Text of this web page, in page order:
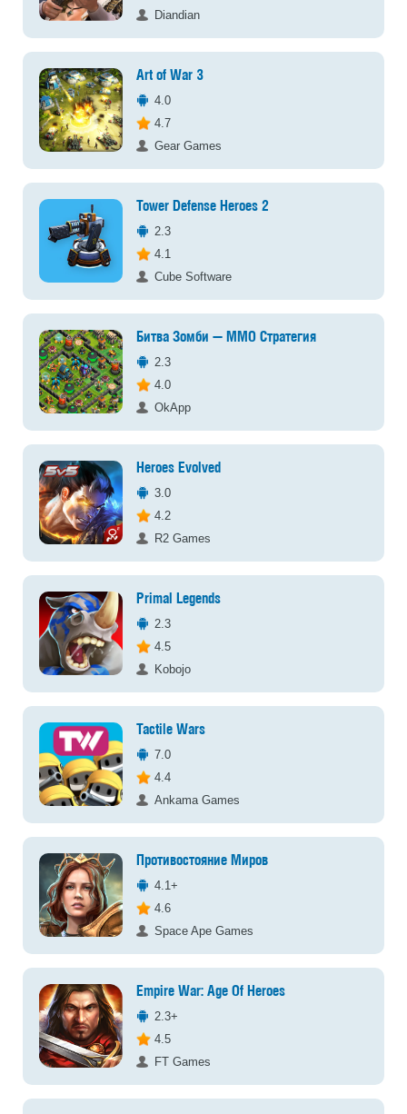
Diandian
Art of War 3
4.0
4.7
Gear Games
Tower Defense Heroes 2
2.3
4.1
Cube Software
Битва Зомби — ММО Стратегия
2.3
4.0
OkApp
Heroes Evolved
3.0
4.2
R2 Games
Primal Legends
2.3
4.5
Kobojo
Tactile Wars
7.0
4.4
Ankama Games
Противостояние Миров
4.1+
4.6
Space Ape Games
Empire War: Age Of Heroes
2.3+
4.5
FT Games